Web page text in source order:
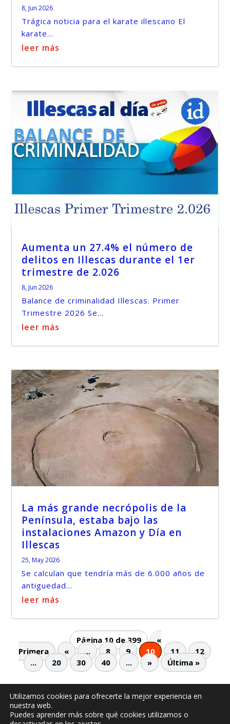
8, Jun 2026
Trágica noticia para el karate illescano El
karate...
leer más
Aumenta un 27.4% el número de
delitos en Illescas durante el 1er
trimestre de 2.026
8, Jun 2026
Balance de criminalidad Illescas. Primer
Trimestre 2026 Se...
leer más
La más grande necrópolis de la
Península, estaba bajo las
instalaciones Amazon y Día en
Illescas
25, May 2026
Se calculan que tendría más de 6.000 años de
antiguedad...
leer más
Página 10 de 399
«
Primera
« ... 8 9 10 11
12
...
20 30 40 ... » Última »
© -
Utilizamos cookies para ofrecerte la mejor experiencia en
nuestra web.
Puedes aprender más sobre qué cookies utilizamos o